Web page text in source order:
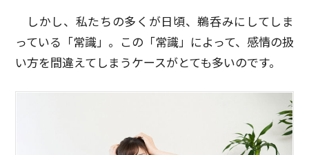
しかし、私たちの多くが日頃、鵜呑みにしてしま
っている「常識」。この「常識」によって、感情の扱
い方を間違えてしまうケースがとても多いのです。